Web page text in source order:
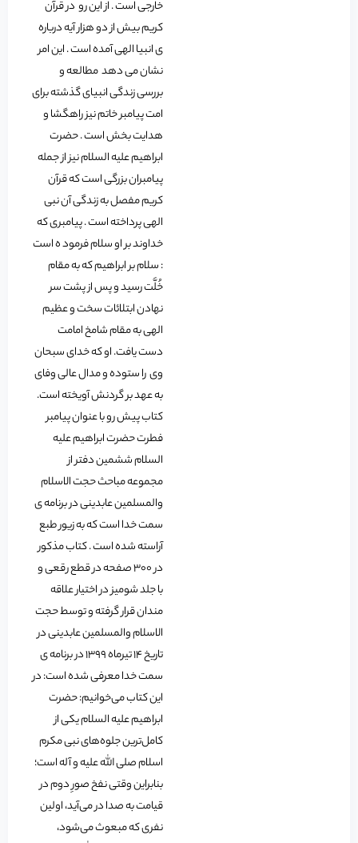
خارجی است . از این رو در قرآن
کریم بیش از دو هزار آیه درباره
ی انبیا الهی آمده است . این امر
نشان می دهد مطالعه و
بررسی زندگی انبیای گذشته برای
امت پیامبر خاتم نیز راهگشا و
هدایت بخش است . حضرت
ابراهیم علیه السلام نیز از جمله
پیامبران بزرگی است که قرآن
کریم مفصل به زندگی آن نبی
الهی پرداخته است . پیامبری که
خداوند بر او سلام فرمود ه است
: سلام بر ابراهیم که به مقام
خُلَّت رسید و پس از پشت سر
نهادن ابتلائات سخت و عظیم
الهی به مقام شامخ امامت
دست یافت. او که خدای سبحان
وی را ستوده و مدال عالی وفای
به عهد بر گردنش آویخته است.
کتاب پیش رو با عنوان پیامبر
فطرت حضرت ابراهیم علیه
السلام ششمین دفتر از
مجموعه مباحث حجت الاسلام
والمسلمین عابدینی در برنامه ی
سمت خدا است که به زیور طبع
آراسته شده است . کتاب مذکور
در 300 صفحه در قطع رقعی و
با جلد شومیز در اختیار علاقه
مندان قرار گرفته و توسط حجت
الاسلام والمسلمین عابدینی در
تاریخ 14 تیرماه 1399 در برنامه ی
سمت خدا معرفی شده است: در
این کتاب می‌خوانیم: حضرت
ابراهیم علیه السلام یکی از
کامل‌ترین جلوه‌های نبی مکرم
اسلام صلی الله علیه و آله است؛
بنابراین وقتی نفخ صورِ دوم در
قیامت به صدا در می‌آید، اولین
نفری که مبعوث می‌شود،